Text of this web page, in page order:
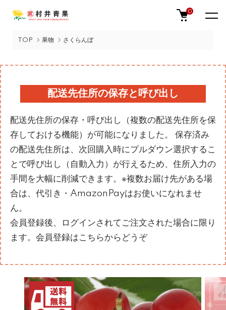
0
TOP 果物 さくらんぼ
配送先住所の保存と呼び出し
配送先住所の保存・呼び出し（複数の配送先住所を保
存しておける機能）が可能になりました。 保存済み
の配送先住所は、次回購入時にプルダウン選択するこ
とで呼び出し（自動入力）が行えるため、住所入力の
手間を大幅に削減できます。※複数お届け先がある場
合は、代引き・AmazonPayはお使いになれませ
ん。
会員登録後、ログインされてご注文された場合に限り
ます。 会員登録はこちらからどうぞ